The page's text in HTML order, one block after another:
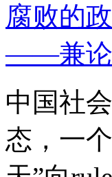
腐败的
——兼论
中国社
态，一